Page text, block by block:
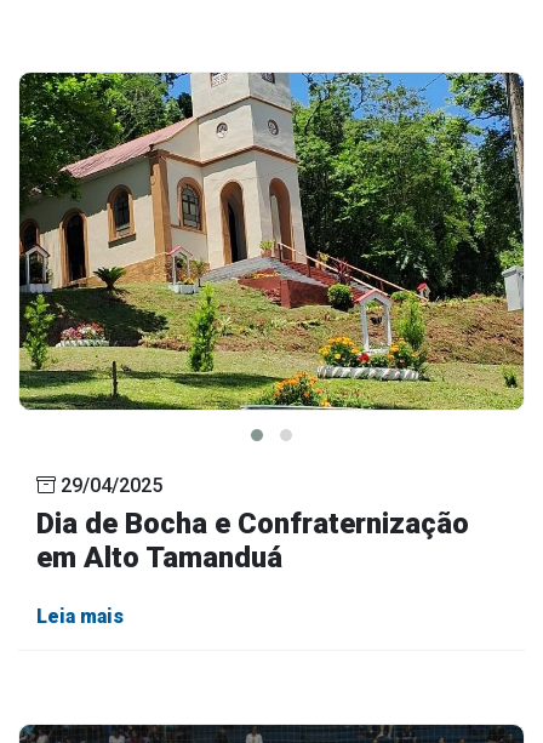
29/04/2025
Dia de Bocha e Confraternização
em Alto Tamanduá
Leia mais